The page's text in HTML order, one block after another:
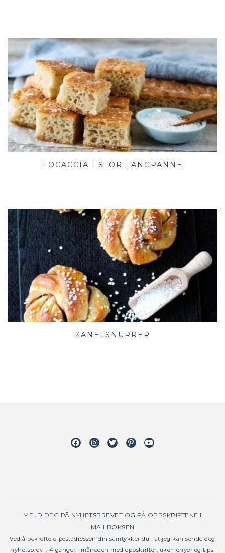
FOCACCIA I STOR LANGPANNE
KANELSNURRER
FacebookInstagram
TwitterPinterestYoutube
MELD DEG PÅ NYHETSBREVET OG FÅ OPPSKRIFTENE I
MAILBOKSEN
Ved å bekrefte e-postadressen din samtykker du i at jeg kan sende deg
nyhetsbrev 1-4 ganger i måneden med oppskrifter, ukemenyer og tips.